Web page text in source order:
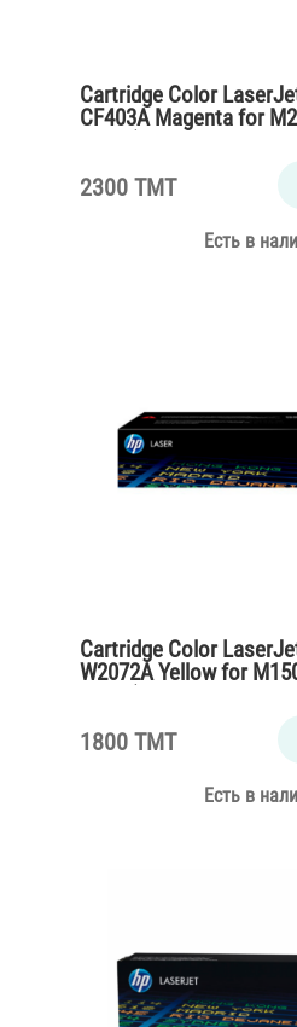
Cartridge Color
CF403A Magenta for
2300 TMT
Есть в
Cartridge Color
W2072A Yellow for
1800 TMT
Есть в